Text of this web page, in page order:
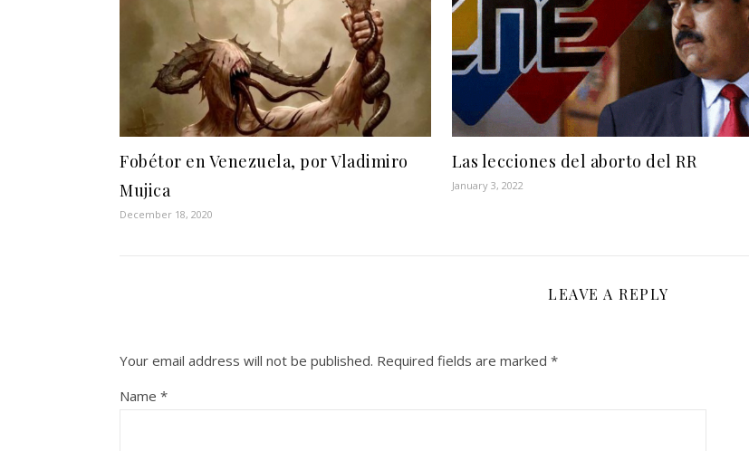
Fobétor en Venezuela, por Vladimiro
Mujica
December 18, 2020
Las lecciones del aborto del RR
January 3, 2022
LEAVE A REPLY
Your email address will not be published. Required fields are marked *
Name *